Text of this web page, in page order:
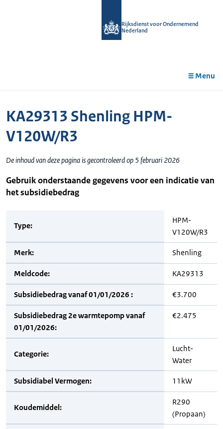
Rijksdienst voor Ondernemend
Nederland
Menu
KA29313 Shenling HPM-
V120W/R3
De inhoud van deze pagina is gecontroleerd op 5 februari 2026
Gebruik onderstaande gegevens voor een indicatie van
het subsidiebedrag
Type:
HPM-
V120W/R3
Merk: Shenling
Meldcode: KA29313
Subsidiebedrag vanaf 01/01/2026 : €3.700
Subsidiebedrag 2e warmtepomp vanaf
01/01/2026:
€2.475
Categorie:
Lucht-
Water
Subsidiabel Vermogen: 11kW
Koudemiddel:
R290
(Propaan)